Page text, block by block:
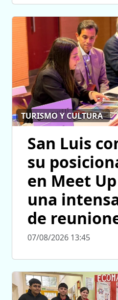
TURISMO Y CULTURA
San Luis
su
en Meet
una
de
07/08/2026 13:45